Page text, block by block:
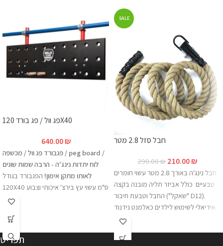
פג וול / פג בורד 120X40
640.00₪
פגבורד פג וול / מכשפה / peg board /
לוח יתדות נינג'ה - הרבה שמות שונים
לאותו מתקן אימון! הפגבורד בגודל
120X40 ס"מ עשוי עץ בירצ' איכותי וצבוע
בצבע איכותי לעמידות מירבית בתנאי
והוא מגיע עם 2 ידיות עץ בוק איכותיות.
מתקן הפג בורד הוא מתקן קלאסי
SALE
חבל סזל 2.8 מטר
290.00₪ 210.00₪
חבל נינג'ה באורך 2.8 מטר עשוי חומרים
טבעיים כולל אביזר תליה מובנה בקצה
החבל וטבעת חיבור ("שאקל" D12).
אידיאלי לשימוש לילדים כאלמנט נידנוד
(ניתן להוסיף קשרים), להגעה למכשולי
חבל. **התמונה להמחשה בלבד.
תפריט